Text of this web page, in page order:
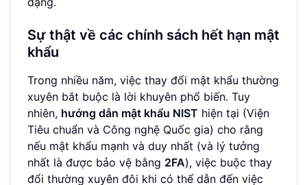
Sự thật về các chính sách hết hạn mật
khẩu
Trong nhiều năm, việc thay đổi mật khẩu thường
xuyên bắt buộc là lời khuyên phổ biến. Tuy
nhiên, hướng dẫn mật khẩu NIST hiện tại (Viện
Tiêu chuẩn và Công nghệ Quốc gia) cho rằng
nếu mật khẩu mạnh và duy nhất (và lý tưởng
nhất là được bảo vệ bằng 2FA), việc buộc thay
đổi thường xuyên đôi khi có thể dẫn đến việc